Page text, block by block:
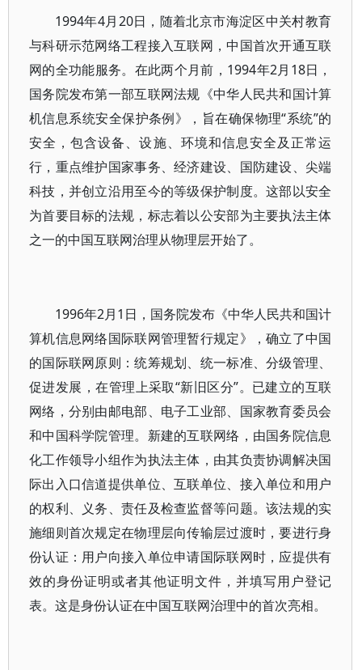
1994年4月20日，随着北京市海淀区中关村教育
与科研示范网络工程接入互联网，中国首次开通互联
网的全功能服务。在此两个月前，1994年2月18日，
国务院发布第一部互联网法规《中华人民共和国计算
机信息系统安全保护条例》，旨在确保物理“系统”的
安全，包含设备、设施、环境和信息安全及正常运
行，重点维护国家事务、经济建设、国防建设、尖端
科技，并创立沿用至今的等级保护制度。这部以安全
为首要目标的法规，标志着以公安部为主要执法主体
之一的中国互联网治理从物理层开始了。
1996年2月1日，国务院发布《中华人民共和国计
算机信息网络国际联网管理暂行规定》，确立了中国
的国际联网原则：统筹规划、统一标准、分级管理、
促进发展，在管理上采取“新旧区分”。已建立的互联
网络，分别由邮电部、电子工业部、国家教育委员会
和中国科学院管理。新建的互联网络，由国务院信息
化工作领导小组作为执法主体，由其负责协调解决国
际出入口信道提供单位、互联单位、接入单位和用户
的权利、义务、责任及检查监督等问题。该法规的实
施细则首次规定在物理层向传输层过渡时，要进行身
份认证：用户向接入单位申请国际联网时，应提供有
效的身份证明或者其他证明文件，并填写用户登记
表。这是身份认证在中国互联网治理中的首次亮相。